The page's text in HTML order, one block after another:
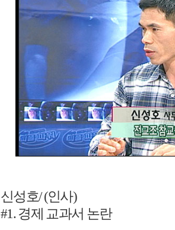
신성호/ (인사)
#1. 경제 교과서 논란